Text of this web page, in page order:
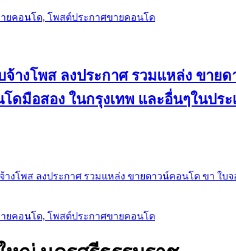
ยคอนโด, โพสต์ประกาศขายคอนโด
จ้างโพส ลงประกาศ รวมแหล่ง ขาย
ดมือสอง ในกรุงเทพ และอื่นๆในปร
างโพส ลงประกาศ รวมแหล่ง ขายดาวน์คอนโด ขา ใ
ยคอนโด, โพสต์ประกาศขายคอนโด